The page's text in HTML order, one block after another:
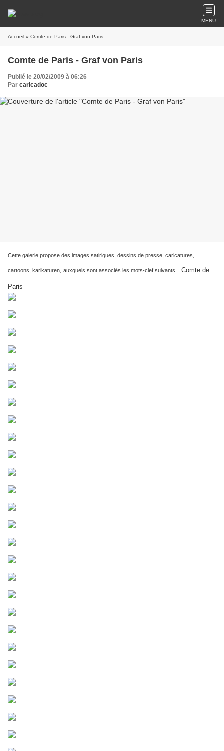
MENU
Accueil » Comte de Paris - Graf von Paris
Comte de Paris - Graf von Paris
Publié le 20/02/2009 à 06:26
Par caricadoc
Cette galerie propose des images satiriques, dessins de presse, caricatures,
cartoons, karikaturen, auxquels sont associés les mots-clef suivants : Comte de
Paris